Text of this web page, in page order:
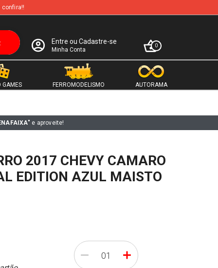
confira!!
Entre ou Cadastre-se
Minha Conta
0
GAMES FERROMODELISMO AUTORAMA
e aproveite!
2017 CHEVY CAMARO
EDITION AZUL MAISTO
- +